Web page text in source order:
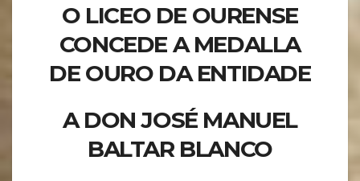
O LICEO DE OURENSE
CONCEDE A MEDALLA
DE OURO DA ENTIDADE
A DON JOSÉ MANUEL
BALTAR BLANCO